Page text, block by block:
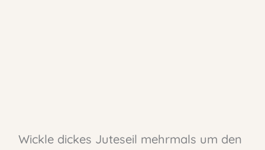
Wickle dickes Juteseil mehrmals um den